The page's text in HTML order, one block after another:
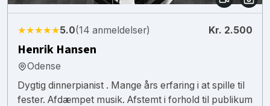
★★★★★5.0(14 anmeldelser) Kr. 2.500
Henrik Hansen
Odense
Dygtig dinnerpianist . Mange års erfaring i at spille til
fester. Afdæmpet musik. Afstemt i forhold til publikum